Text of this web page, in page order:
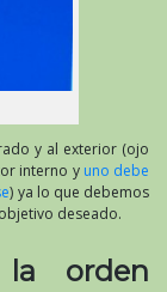
y al exterior (ojo
interno y uno debe
) ya lo que debemos
deseado.
la orden